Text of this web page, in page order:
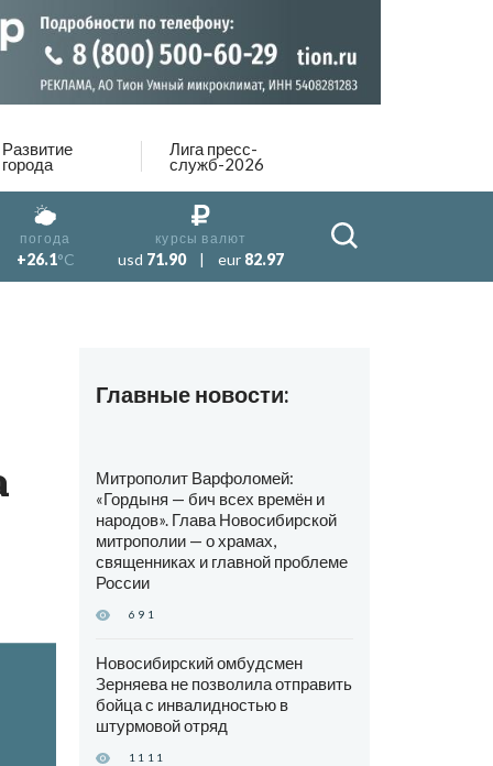
Развитие
города
Лига пресс-
служб-2026
погода
+26.1°C
курсы валют
usd 71.90 | eur 82.97
Главные новости:
Митрополит Варфоломей:
«Гордыня — бич всех времён и
народов». Глава Новосибирской
митрополии — о храмах,
священниках и главной проблеме
России
691
Новосибирский омбудсмен
Зерняева не позволила отправить
бойца с инвалидностью в
штурмовой отряд
1111